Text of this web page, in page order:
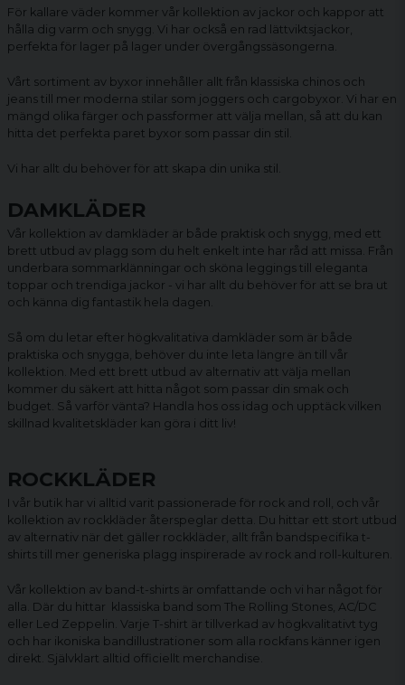
För kallare väder kommer vår kollektion av jackor och kappor att
hålla dig varm och snygg. Vi har också en rad lättviktsjackor,
perfekta för lager på lager under övergångssäsongerna.
Vårt sortiment av byxor innehåller allt från klassiska chinos och
jeans till mer moderna stilar som joggers och cargobyxor . Vi har en
mängd olika färger och passformer att välja mellan, så att du kan
hitta det perfekta paret byxor som passar din stil.
Vi har allt du behöver för att skapa din unika stil.
DAMKLÄDER
Vår kollektion av damkläder är både praktisk och snygg, med ett
brett utbud av plagg som du helt enkelt inte har råd att missa. Från
underbara sommarklänningar och sköna leggings till eleganta
toppar och trendiga jackor - vi har allt du behöver för att se bra ut
och känna dig fantastik hela dagen.
Så om du letar efter högkvalitativa damkläder som är både
praktiska och snygga, behöver du inte leta längre än till vår
kollektion. Med ett brett utbud av alternativ att välja mellan
kommer du säkert att hitta något som passar din smak och
budget. Så varför vänta? Handla hos oss idag och upptäck vilken
skillnad kvalitetskläder kan göra i ditt liv!
ROCKKLÄDER
I vår butik har vi alltid varit passionerade för rock and roll, och vår
kollektion av rockkläder återspeglar detta. Du hittar ett stort utbud
av alternativ när det gäller rockkläder, allt från bandspecifika t-
shirts till mer generiska plagg inspirerade av rock and roll-kulturen.
Vår kollektion av band-t-shirts är omfattande och vi har något för
alla. Där du hittar klassiska band som The Rolling Stones, AC/DC
eller Led Zeppelin. Varje T-shirt är tillverkad av högkvalitativt tyg
och har ikoniska bandillustrationer som alla rockfans känner igen
direkt. Självklart alltid officiellt merchandise.